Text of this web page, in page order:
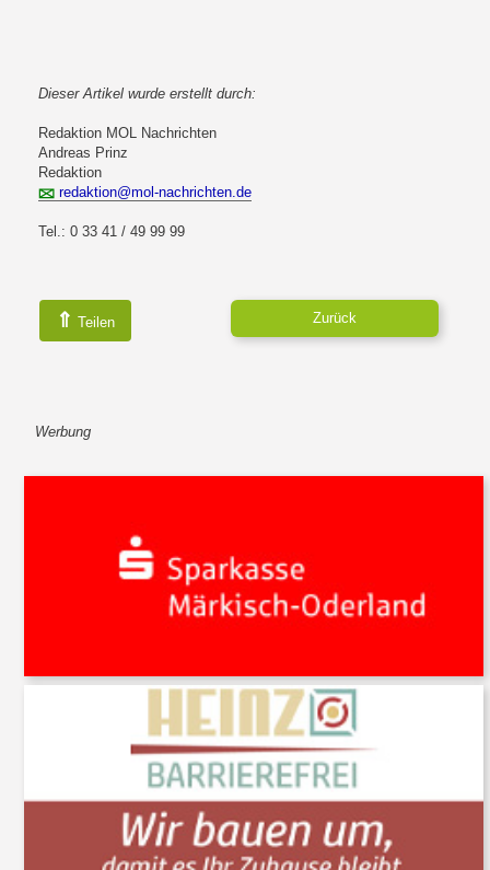
Dieser Artikel wurde erstellt durch:
Redaktion MOL Nachrichten
Andreas Prinz
Redaktion
redaktion@mol-nachrichten.de
Tel.: 0 33 41 / 49 99 99
⇑ Teilen Zurück
Werbung